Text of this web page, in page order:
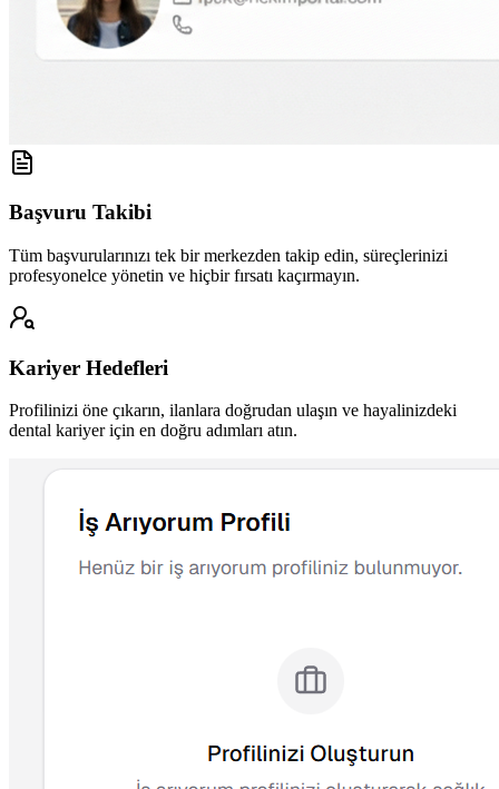
Başvuru Takibi
Tüm başvurularınızı tek bir merkezden takip edin, süreçlerinizi
profesyonelce yönetin ve hiçbir fırsatı kaçırmayın.
Kariyer Hedefleri
Profilinizi öne çıkarın, ilanlara doğrudan ulaşın ve hayalinizdeki
dental kariyer için en doğru adımları atın.